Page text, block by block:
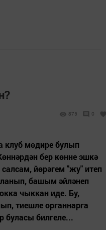
875 0
мөдире булып
бер көнне эшкә
йөрәгем "жу" итеп
башым әйләнеп
чыккан иде. Бу,
тиешле органнарга
буласы билгеле...